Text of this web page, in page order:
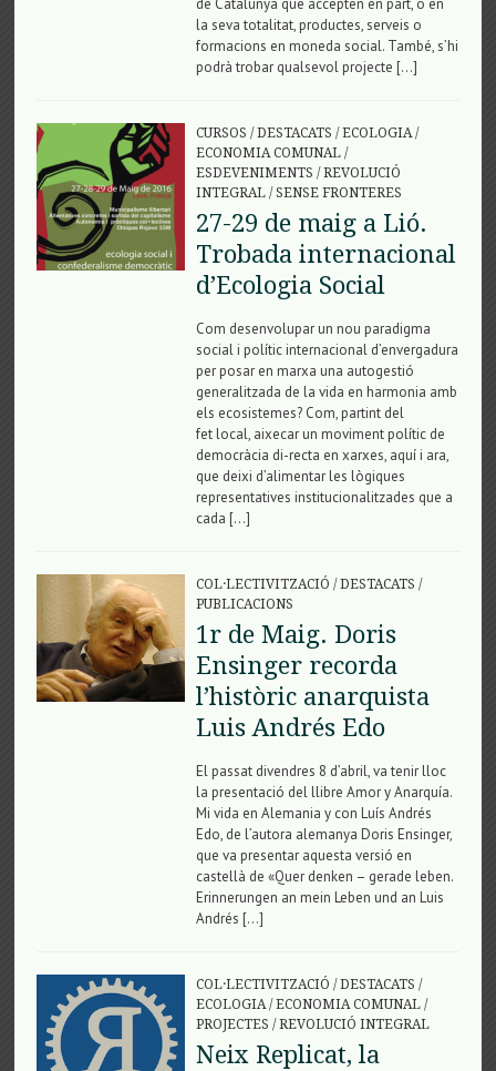
la seva totalitat, productes, serveis o
formacions en moneda social. També, s’hi
podrà trobar qualsevol projecte […]
CURSOS /DESTACATS /ECOLOGIA/
ECONOMIA COMUNAL/
ESDEVENIMENTS /REVOLUCIÓ
INTEGRAL/SENSE FRONTERES
27-29 de maig a Lió.
Trobada internacional
d’Ecologia Social
Com desenvolupar un nou paradigma
social i polític internacional d’envergadura
per posar en marxa una autogestió
generalitzada de la vida en harmonia amb
els ecosistemes? Com, partint del
fet local, aixecar un moviment polític de
democràcia di-recta en xarxes, aquí i ara,
que deixi d’alimentar les lògiques
representatives institucionalitzades que a
cada […]
COL·LECTIVITZACIÓ /DESTACATS /
PUBLICACIONS
1r de Maig. Doris
Ensinger recorda
l’històric anarquista
Luis Andrés Edo
El passat divendres 8 d’abril, va tenir lloc
la presentació del llibre Amor y Anarquía.
Mi vida en Alemania y con Luís Andrés
Edo, de l’autora alemanya Doris Ensinger,
que va presentar aquesta versió en
castellà de «Quer denken – gerade leben.
Erinnerungen an mein Leben und an Luis
Andrés […]
COL·LECTIVITZACIÓ /DESTACATS /
ECOLOGIA/ECONOMIA COMUNAL/
PROJECTES /REVOLUCIÓ INTEGRAL
Neix Replicat, la